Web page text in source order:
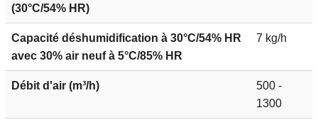
(30°C/54% HR)
Capacité déshumidification à 30°C/54% HR
avec 30% air neuf à 5°C/85% HR
7 kg/h
Débit d'air (m³/h)
500 -
1300